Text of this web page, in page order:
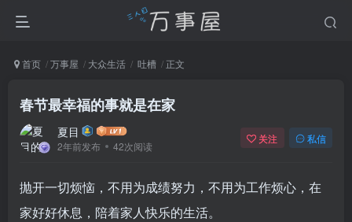
首页 万事屋 大众生活 吐槽 正文
春节最幸福的事就是在家
夏目
2年前发布 42次阅读
关注 私信
抛开一切烦恼，不用为成绩努力，不用为工作烦心，在
家好好休息，陪着家人快乐的生活。